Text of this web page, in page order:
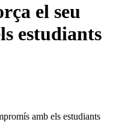
el seu
estudiants
amb els estudiants